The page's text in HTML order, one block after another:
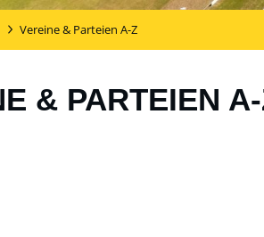
Vereine & Parteien A-Z
& PARTEIEN